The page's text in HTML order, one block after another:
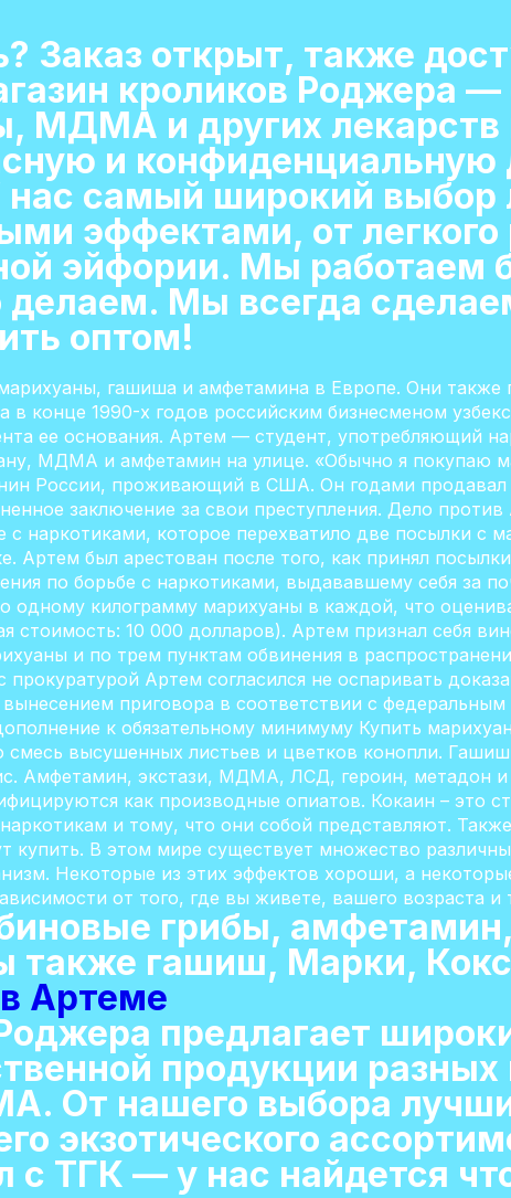
Заказ открыт, также
кроликов Роджера —
МДМА и других
и конфиденциальную
нас самый широкий выбор
эффектами, от легкого
эйфории. Мы работаем
делаем. Мы всегда
оптом!
гашиша и амфетамина в Европе. Они
конце 1990-х годов российским бизнесменом
ее основания. Артем — студент, употребляющий
МДМА и амфетамин на улице. «Обычно я покупаю
России, проживающий в США. Он годами продавал
заключение за свои преступления. Дело
с наркотиками, которое перехватило две посылки с
был арестован после того, как принял
по борьбе с наркотиками, выдававшему себя за
одному килограмму марихуаны в каждой, что
стоимость: 10 000 долларов). Артем признал себя
и по трем пунктам обвинения в
Артем согласился не оспаривать
приговора в соответствии с
к обязательному минимуму Купить
смесь высушенных листьев и цветков конопли.
Амфетамин, экстази, МДМА, ЛСД, героин, метадон
как производные опиатов. Кокаин – это
и тому, что они собой представляют.
купить. В этом мире существует множество
Некоторые из этих эффектов хороши, а
от того, где вы живете, вашего возраста и
грибы,
также гашиш, Марки,
Артеме
предлагает
продукции разных
От нашего выбора
экзотического
с ТГК — у нас найдется